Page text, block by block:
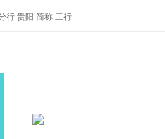
行 贵阳 简称 工行